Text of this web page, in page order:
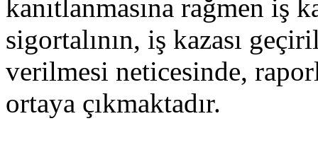
kanıtlanmasına rağmen iş
sigortalının, iş kazası
verilmesi neticesinde,
ortaya çıkmaktadır.